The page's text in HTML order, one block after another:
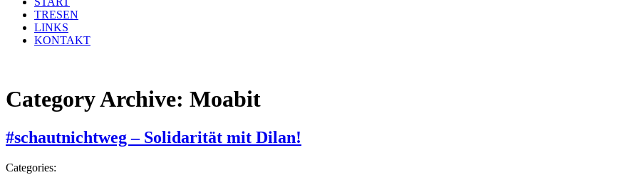
TRESEN
LINKS
KONTAKT
Category Archive: Moabit
#schautnichtweg – Solidarität mit Dilan!
Categories: